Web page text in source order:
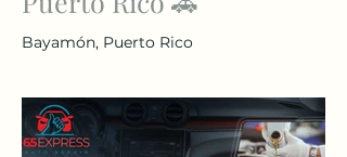
Bayamón, Puerto Rico